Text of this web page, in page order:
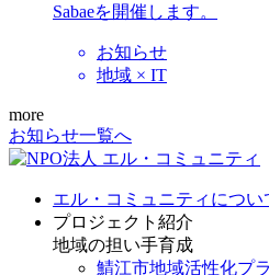
Sabaeを開催します。
お知らせ
地域 × IT
more
お知らせ一覧へ
エル・コミュニティについ
プロジェクト紹介
地域の担い手育成
鯖江市地域活性化プ